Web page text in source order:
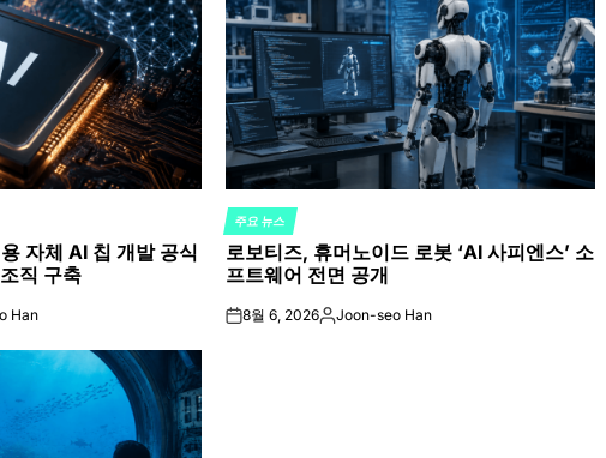
자체 AI 칩 개발 공식
직 구축
Han
POSTED
IN
주요 뉴스
로보티즈, 휴머노이드 로봇 ‘AI 사피엔스’ 소
프트웨어 전면 공개
on8월 6, 2026Posted
Joon-seo Han